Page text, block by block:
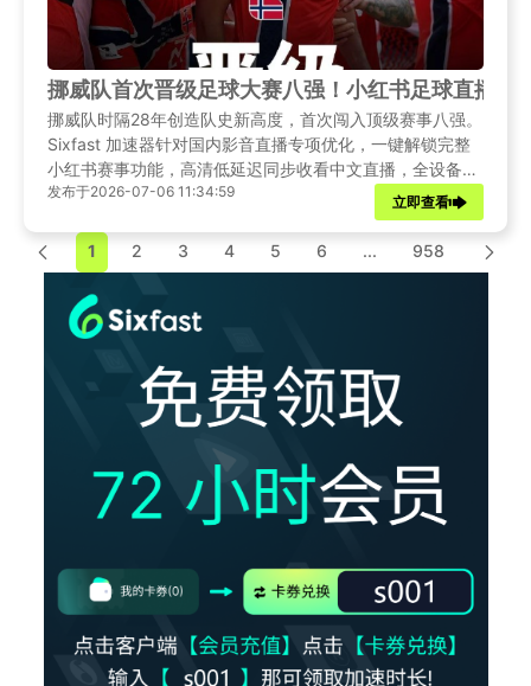
挪威队首次晋级足球大赛八强！小红书足球直播海
挪威队时隔28年创造队史新高度，首次闯入顶级赛事八强。
Sixfast 加速器针对国内影音直播专项优化，一键解锁完整
小红书赛事功能，高清低延迟同步收看中文直播，全设备适
配、操作简单安全，轻松解决海外球迷观赛难题。
发布于2026-07-06 11:34:59
立即查看
1 2 3 4 5 6 ... 958